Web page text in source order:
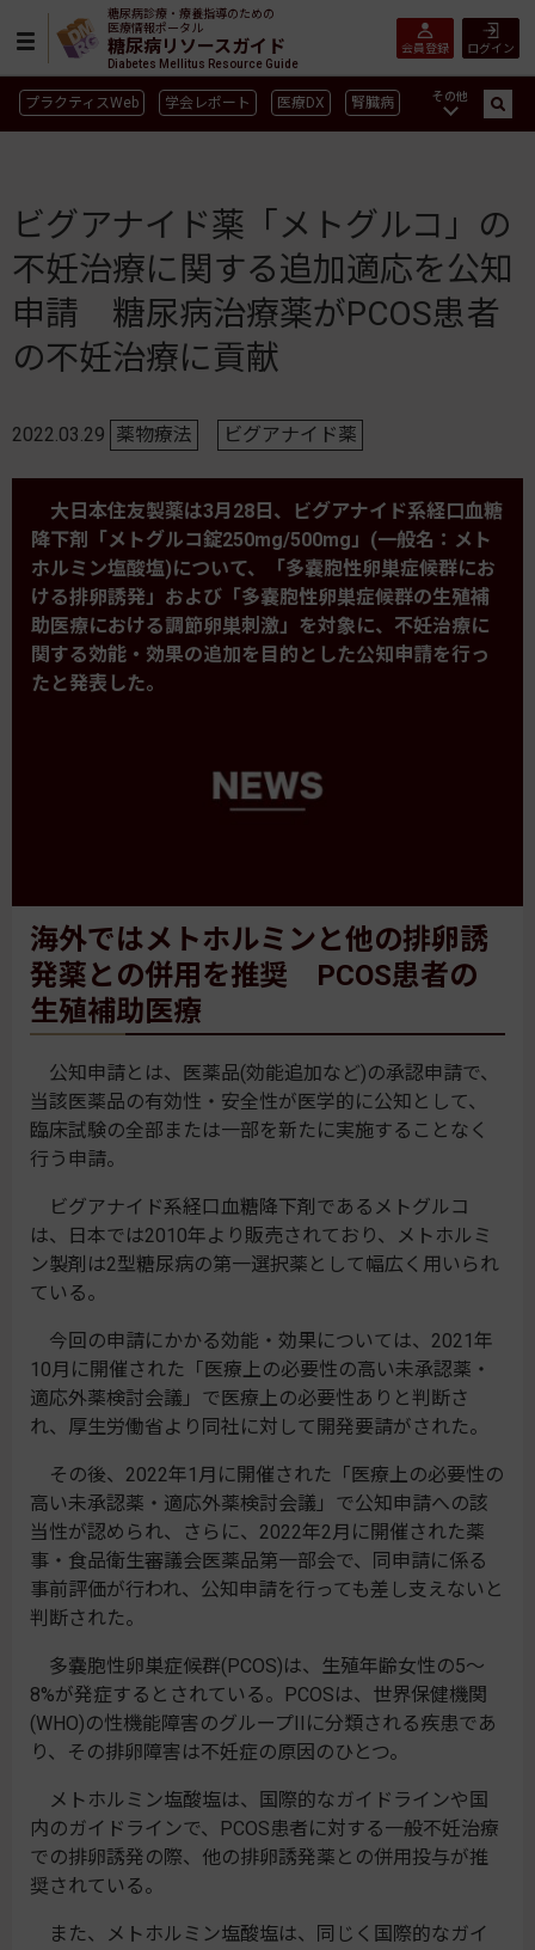
糖尿病診療・療養指導のための
医療情報ポータル
糖尿病リソースガイド
Diabetes Mellitus Resource Guide
ログイン
会員登録
プラクティスWeb 学会レポート 医療DX 腎臓病
インスリン製剤 薬物療法 食事療法 運動療法
合併症 ガイドライン
その他
ビグアナイド薬「メトグルコ」の
不妊治療に関する追加適応を公知
申請 糖尿病治療薬がPCOS患者
の不妊治療に貢献
2022.03.29 薬物療法 ビグアナイド薬
大日本住友製薬は3月28日、ビグアナイド系経口血糖
降下剤「メトグルコ錠250mg/500mg」(一般名：メト
ホルミン塩酸塩)について、「多嚢胞性卵巣症候群にお
ける排卵誘発」および「多嚢胞性卵巣症候群の生殖補
助医療における調節卵巣刺激」を対象に、不妊治療に
関する効能・効果の追加を目的とした公知申請を行っ
たと発表した。
海外ではメトホルミンと他の排卵誘
発薬との併用を推奨 PCOS患者の
生殖補助医療
公知申請とは、医薬品(効能追加など)の承認申請で、
当該医薬品の有効性・安全性が医学的に公知として、
臨床試験の全部または一部を新たに実施することなく
行う申請。
ビグアナイド系経口血糖降下剤であるメトグルコ
は、日本では2010年より販売されており、メトホルミ
ン製剤は2型糖尿病の第一選択薬として幅広く用いられ
ている。
今回の申請にかかる効能・効果については、2021年
10月に開催された「医療上の必要性の高い未承認薬・
適応外薬検討会議」で医療上の必要性ありと判断さ
れ、厚生労働省より同社に対して開発要請がされた。
その後、2022年1月に開催された「医療上の必要性の
高い未承認薬・適応外薬検討会議」で公知申請への該
当性が認められ、さらに、2022年2月に開催された薬
事・食品衛生審議会医薬品第一部会で、同申請に係る
事前評価が行われ、公知申請を行っても差し支えないと
判断された。
多嚢胞性卵巣症候群(PCOS)は、生殖年齢女性の5～
8%が発症するとされている。PCOSは、世界保健機関
(WHO)の性機能障害のグループIIに分類される疾患であ
り、その排卵障害は不妊症の原因のひとつ。
メトホルミン塩酸塩は、国際的なガイドラインや国
内のガイドラインで、PCOS患者に対する一般不妊治療
での排卵誘発の際、他の排卵誘発薬との併用投与が推
奨されている。
また、メトホルミン塩酸塩は、同じく国際的なガイ